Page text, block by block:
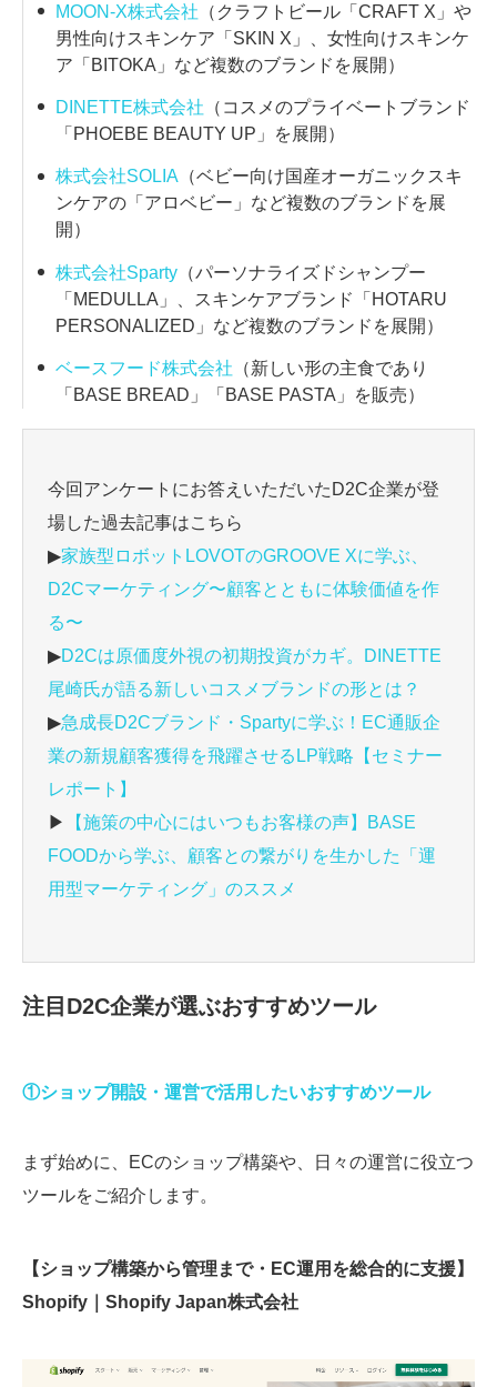
MOON-X株式会社 （クラフトビール「CRAFT X」や
男性向けスキンケア「SKIN X」、女性向けスキンケ
ア「BITOKA」など複数のブランドを展開）
DINETTE株式会社 （コスメのプライベートブランド
「PHOEBE BEAUTY UP」を展開）
株式会社SOLIA （ベビー向け国産オーガニックスキ
ンケアの「アロベビー」など複数のブランドを展
開）
株式会社Sparty（パーソナライズドシャンプー
「MEDULLA」、スキンケアブランド「HOTARU
PERSONALIZED」など複数のブランドを展開）
ベースフード株式会社 （新しい形の主食であり
「BASE BREAD」「BASE PASTA」を販売）
今回アンケートにお答えいただいたD2C企業が登
場した過去記事はこちら
▶家族型ロボットLOVOTのGROOVE Xに学ぶ、
D2Cマーケティング〜顧客とともに体験価値を作
る〜
▶D2Cは原価度外視の初期投資がカギ。DINETTE
尾崎氏が語る新しいコスメブランドの形とは？
▶急成長D2Cブランド・Spartyに学ぶ！EC通販企
業の新規顧客獲得を飛躍させるLP戦略【セミナー
レポート】
▶
【施策の中心にはいつもお客様の声】BASE
FOODから学ぶ、顧客との繋がりを生かした「運
用型マーケティング」のススメ
注目D2C企業が選ぶおすすめツール
①ショップ開設・運営で活用したいおすすめツール
まず始めに、ECのショップ構築や、日々の運営に役立つ
ツールをご紹介します。
【ショップ構築から管理まで・EC運用を総合的に支援】
Shopify｜Shopify Japan株式会社